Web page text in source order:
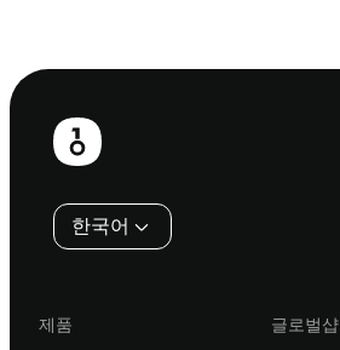
보
한국어
제품
글로벌샵